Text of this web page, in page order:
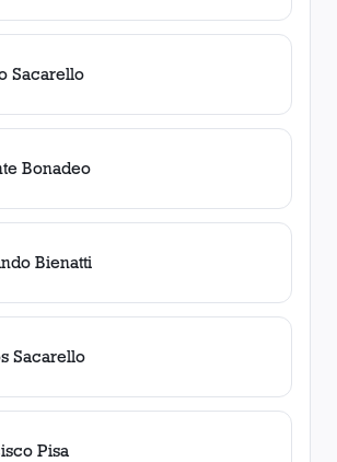
Sacarello
Bonadeo
Bienatti
Sacarello
Pisa